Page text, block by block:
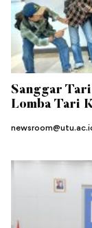
Sanggar
Lomba Tari